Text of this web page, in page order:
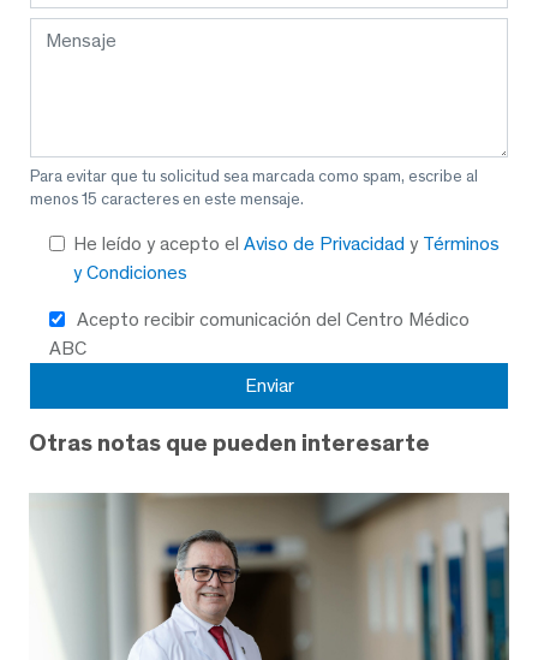
Para evitar que tu solicitud sea marcada como spam, escribe al
menos 15 caracteres en este mensaje.
He leído y acepto el Aviso de Privacidad y Términos
y Condiciones
Acepto recibir comunicación del Centro Médico
ABC
Otras notas que pueden interesarte